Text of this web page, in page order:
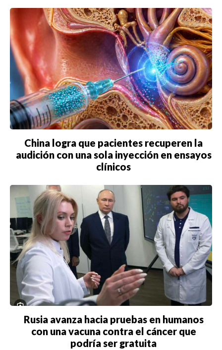
China logra que pacientes recuperen la
audición con una sola inyección en ensayos
clínicos
Rusia avanza hacia pruebas en humanos
con una vacuna contra el cáncer que
podría ser gratuita